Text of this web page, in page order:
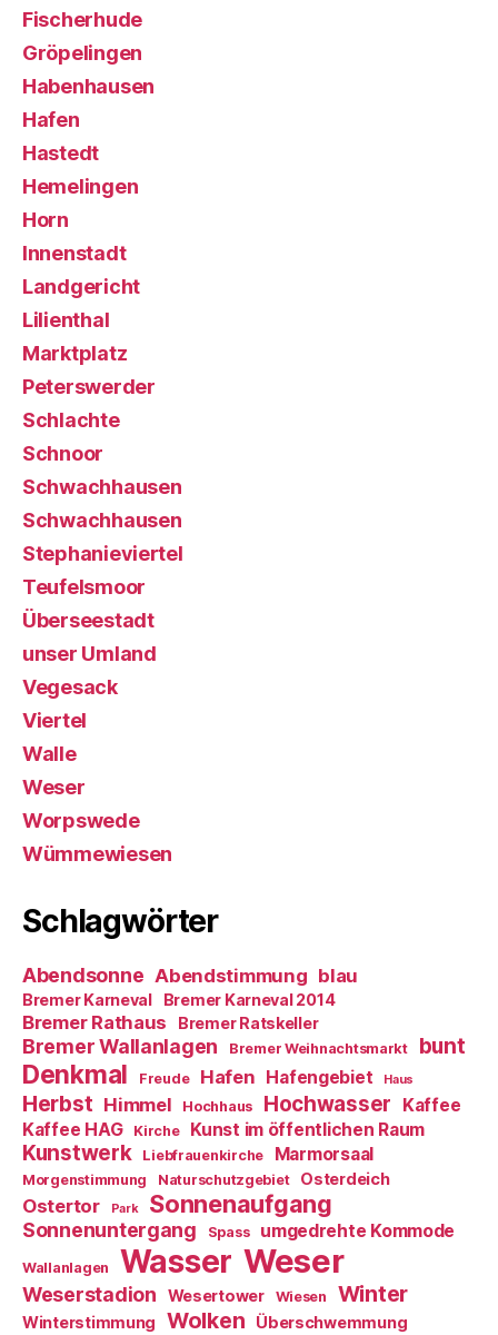
Fischerhude
Gröpelingen
Habenhausen
Hafen
Hastedt
Hemelingen
Horn
Innenstadt
Landgericht
Lilienthal
Marktplatz
Peterswerder
Schlachte
Schnoor
Schwachhausen
Schwachhausen
Stephanieviertel
Teufelsmoor
Überseestadt
unser Umland
Vegesack
Viertel
Walle
Weser
Worpswede
Wümmewiesen
Schlagwörter
Abendsonne Abendstimmung blau
Bremer Karneval Bremer Karneval 2014
Bremer Rathaus Bremer Ratskeller
Bremer Wallanlagen Bremer Weihnachtsmarkt bunt
Denkmal Freude Hafen Hafengebiet Haus
Herbst Himmel Hochhaus Hochwasser
Kaffee
Kaffee HAG
Kirche Kunst im öffentlichen Raum
Kunstwerk Liebfrauenkirche Marmorsaal
Morgenstimmung Naturschutzgebiet Osterdeich
Ostertor Park Sonnenaufgang
Sonnenuntergang Spass umgedrehte Kommode
Wallanlagen Wasser Weser
Weserstadion Wesertower Wiesen Winter
Winterstimmung Wolken Überschwemmung